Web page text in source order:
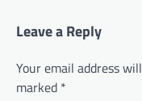
Leave a Reply
Your email address
marked *